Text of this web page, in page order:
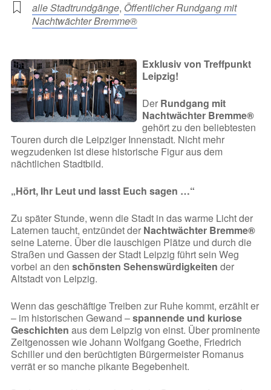
alle Stadtrundgänge, Öffentlicher Rundgang mit
Nachtwächter Bremme®
Exklusiv von Treffpunkt
Leipzig!
Der Rundgang mit
Nachtwächter Bremme®
gehört zu den beliebtesten
Touren durch die Leipziger Innenstadt. Nicht mehr
wegzudenken ist diese historische Figur aus dem
nächtlichen Stadtbild.
„Hört, Ihr Leut und lasst Euch sagen …“
Zu später Stunde, wenn die Stadt in das warme Licht der
Laternen taucht, entzündet der Nachtwächter Bremme®
seine Laterne. Über die lauschigen Plätze und durch die
Straßen und Gassen der Stadt Leipzig führt sein Weg
vorbei an den schönsten Sehenswürdigkeiten der
Altstadt von Leipzig.
Wenn das geschäftige Treiben zur Ruhe kommt, erzählt er
– im historischen Gewand –spannende und kuriose
Geschichten aus dem Leipzig von einst. Über prominente
Zeitgenossen wie Johann Wolfgang Goethe, Friedrich
Schiller und den berüchtigten Bürgermeister Romanus
verrät er so manche pikante Begebenheit.